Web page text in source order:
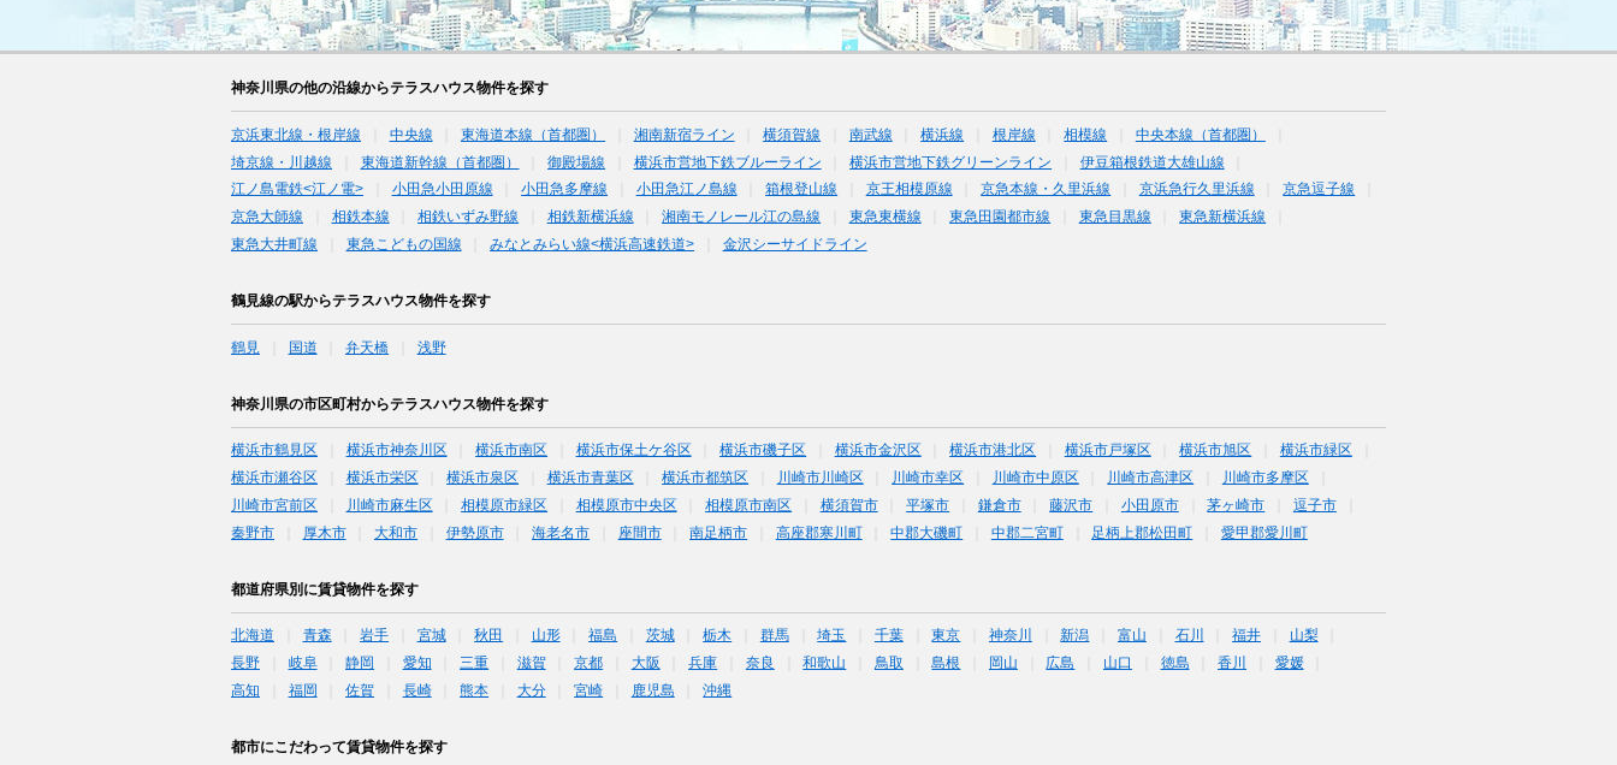
神奈川県の他の沿線からテラスハウス物件を探す
京浜東北線・根岸線 中央線 東海道本線（首都圏） 湘南新宿ライン 横須賀線 南武線 横浜線 根岸線 相模線
中央本線（首都圏）
埼京線・川越線
東海道新幹線（首都圏） 御殿場線 横浜市営地下鉄ブルーライン 横浜市営地下鉄グリーンライン
伊豆箱根鉄道大雄山線
江ノ島電鉄<江ノ電>
小田急小田原線 小田急多摩線 小田急江ノ島線 箱根登山線 京王相模原線 京急本線・久里浜線 京浜急行久里浜線
京急逗子線
京急大師線
相鉄本線 相鉄いずみ野線 相鉄新横浜線 湘南モノレール江の島線 東急東横線 東急田園都市線 東急目黒線
東急新横浜線
東急大井町線
東急こどもの国線 みなとみらい線<横浜高速鉄道> 金沢シーサイドライン
鶴見線の駅からテラスハウス物件を探す
鶴見 国道 弁天橋 浅野
神奈川県の市区町村からテラスハウス物件を探す
横浜市鶴見区 横浜市神奈川区 横浜市南区 横浜市保土ケ谷区 横浜市磯子区 横浜市金沢区 横浜市港北区 横浜市戸塚区 横浜市旭区
横浜市緑区
横浜市瀬谷区
横浜市栄区 横浜市泉区 横浜市青葉区 横浜市都筑区 川崎市川崎区 川崎市幸区 川崎市中原区 川崎市高津区
川崎市多摩区
川崎市宮前区
川崎市麻生区 相模原市緑区 相模原市中央区 相模原市南区 横須賀市 平塚市 鎌倉市 藤沢市 小田原市 茅ヶ崎市
逗子市
秦野市
厚木市 大和市 伊勢原市 海老名市 座間市 南足柄市 高座郡寒川町 中郡大磯町 中郡二宮町 足柄上郡松田町 愛甲郡愛川町
都道府県別に賃貸物件を探す
北海道 青森 岩手 宮城 秋田 山形 福島 茨城 栃木 群馬 埼玉 千葉 東京 神奈川 新潟 富山 石川 福井
山梨
長野
岐阜 静岡 愛知 三重 滋賀 京都 大阪 兵庫 奈良 和歌山 鳥取 島根 岡山 広島 山口 徳島 香川
愛媛
高知
福岡 佐賀 長崎 熊本 大分 宮崎 鹿児島 沖縄
都市にこだわって賃貸物件を探す